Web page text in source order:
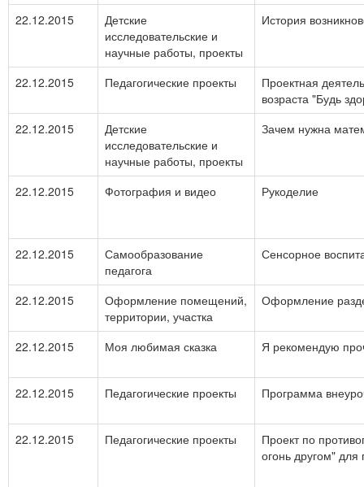
22.12.2015
Детские
исследовательские и
научные работы, проекты
История
22.12.2015 Педагогические проекты
Проектная
возраста "Будь
22.12.2015
Детские
исследовательские и
научные работы, проекты
Зачем нужна
22.12.2015 Фотография и видео Рукоделие
22.12.2015
Самообразование
педагога
Сенсорное
22.12.2015
Оформление помещений,
территории, участка
Оформление
22.12.2015 Моя любимая сказка Я рекомендую
22.12.2015 Педагогические проекты Программа
22.12.2015 Педагогические проекты
Проект по
огонь другом" для